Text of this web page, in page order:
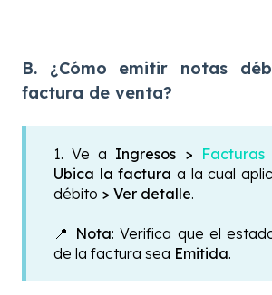
B. ¿Cómo emitir notas
factura de venta?
1. Ve a Ingresos >
Ubica la factura a la cual
débito > Ver detalle.
📍 Nota: Verifica que el
de la factura sea Emitida.